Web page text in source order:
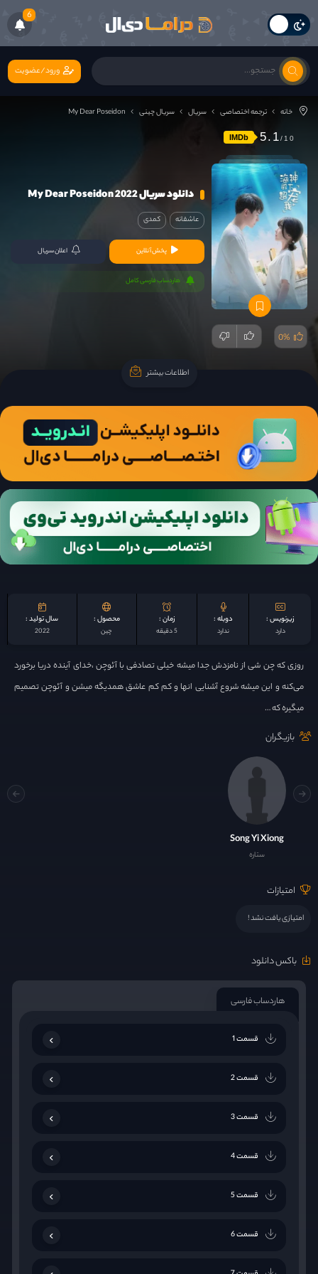
6
ورود/عضویت
خانه ترجمه اختصاصی سریال سریال چینی My Dear Poseidon
IMDb 5.1
0%
دانلود سریال My Dear Poseidon 2022
عاشقانه کمدی
پخش آنلاین اعلان سریال
هاردساب فارسی کامل
اطلاعات بیشتر
زیرنویس :
دارد
دوبله :
ندارد
زمان :
5 دقیقه
محصول :
چين
سال تولید :
2022
روزی که چن شی از نامزدش جدا میشه خیلی تصادفی با آئوچن ،خدای آینده دریا برخورد
می‌کنه و این میشه شروع آشنایی انها و کم کم عاشق همدیگه میشن و آئوچن تصمیم
میگیره که …
بازیگران
Song Yi Xiong
ستاره
امتیازات
امتیازی یافت نشد !
باکس دانلود
هاردساب فارسی
قسمت 1
قسمت 2
قسمت 3
قسمت 4
قسمت 5
قسمت 6